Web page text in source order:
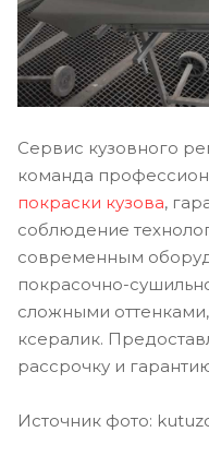
Сервис кузовного
команда
покраски кузова,
соблюдение
современным
покрасочно-
сложными
ксералик.
рассрочку и
Источник фото: